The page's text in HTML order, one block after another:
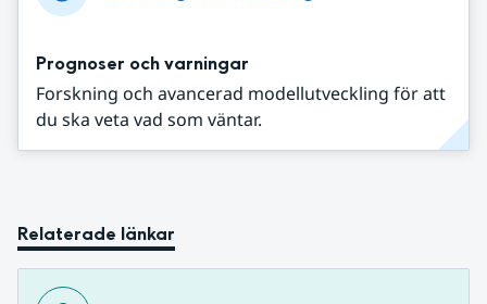
Prognoser och varningar
Forskning och avancerad modellutveckling för att
du ska veta vad som väntar.
Relaterade länkar